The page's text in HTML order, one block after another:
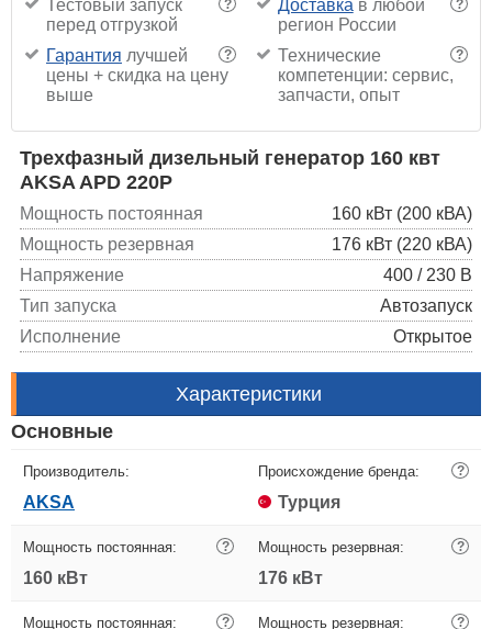
?
Тестовый запуск
перед отгрузкой
?
Доставка в любой
регион России
?
Гарантия лучшей
цены + скидка на цену
выше
?
Технические
компетенции: сервис,
запчасти, опыт
Трехфазный дизельный генератор 160 квт
AKSA APD 220P
Мощность постоянная
160 кВт (200 кВА)
Мощность резервная
176 кВт (220 кВА)
Напряжение
400 / 230 В
Тип запуска
Автозапуск
Исполнение
Открытое
Характеристики
Основные
Производитель:
AKSA
Происхождение бренда: ?
Турция
Мощность постоянная: ?
160 кВт
Мощность резервная: ?
176 кВт
Мощность постоянная: ? Мощность резервная: ?